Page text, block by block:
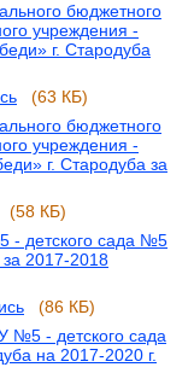
бюджетного
учреждения -
г. Стародуба
(63 КБ)
бюджетного
учреждения -
г. Стародуба за
(58 КБ)
- детского сада №5
за 2017-2018
(86 КБ)
№5 - детского сада
на 2017-2020 г.